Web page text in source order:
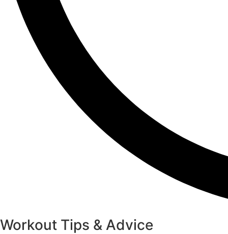
Workout Tips & Advice